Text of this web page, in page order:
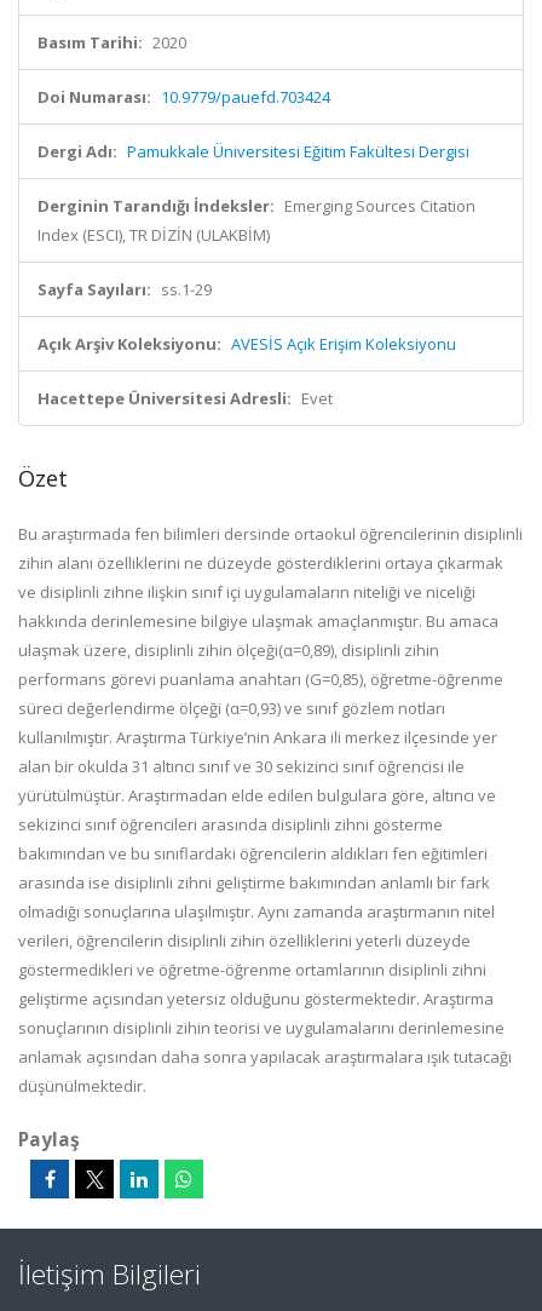
Basım Tarihi: 2020
Doi Numarası: 10.9779/pauefd.703424
Dergi Adı: Pamukkale Üniversitesi Eğitim Fakültesi Dergisi
Derginin Tarandığı İndeksler: Emerging Sources Citation
Index (ESCI), TR DİZİN (ULAKBİM)
Sayfa Sayıları: ss.1-29
Açık Arşiv Koleksiyonu: AVESİS Açık Erişim Koleksiyonu
Hacettepe Üniversitesi Adresli: Evet
Özet
Bu araştırmada fen bilimleri dersinde ortaokul öğrencilerinin disiplinli
zihin alanı özelliklerini ne düzeyde gösterdiklerini ortaya çıkarmak
ve disiplinli zihne ilişkin sınıf içi uygulamaların niteliği ve niceliği
hakkında derinlemesine bilgiye ulaşmak amaçlanmıştır. Bu amaca
ulaşmak üzere, disiplinli zihin ölçeği(α=0,89), disiplinli zihin
performans görevi puanlama anahtarı (G=0,85), öğretme-öğrenme
süreci değerlendirme ölçeği (α=0,93) ve sınıf gözlem notları
kullanılmıştır. Araştırma Türkiye’nin Ankara ili merkez ilçesinde yer
alan bir okulda 31 altıncı sınıf ve 30 sekizinci sınıf öğrencisi ile
yürütülmüştür. Araştırmadan elde edilen bulgulara göre, altıncı ve
sekizinci sınıf öğrencileri arasında disiplinli zihni gösterme
bakımından ve bu sınıflardaki öğrencilerin aldıkları fen eğitimleri
arasında ise disiplinli zihni geliştirme bakımından anlamlı bir fark
olmadığı sonuçlarına ulaşılmıştır. Aynı zamanda araştırmanın nitel
verileri, öğrencilerin disiplinli zihin özelliklerini yeterli düzeyde
göstermedikleri ve öğretme-öğrenme ortamlarının disiplinli zihni
geliştirme açısından yetersiz olduğunu göstermektedir. Araştırma
sonuçlarının disiplinli zihin teorisi ve uygulamalarını derinlemesine
anlamak açısından daha sonra yapılacak araştırmalara ışık tutacağı
düşünülmektedir.
Paylaş
İletişim Bilgileri